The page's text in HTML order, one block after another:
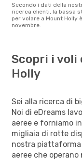
Secondo i dati della nostra
ricerca clienti, la bassa
per volare a Mount Holly è
novembre.
Scopri i voli
Holly
Sei alla ricerca di
Noi di eDreams
aeree e forniamo
migliaia di rotte
nostra
aeree che